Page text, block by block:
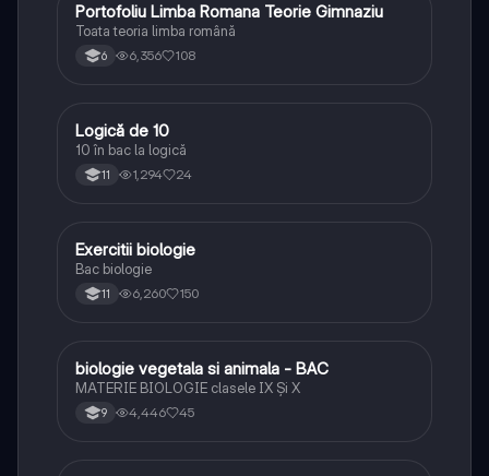
Limba și literatura română
Portofoliu Limba Romana Teorie Gimnaziu
Toata teoria limba română
6 6,356 108
Logică
Logică de 10
10 în bac la logică
11 1,294 24
Biologie
Exercitii biologie
Bac biologie
11 6,260 150
Biologie
biologie vegetala si animala - BAC
MATERIE BIOLOGIE clasele IX Şi X
9 4,446 45